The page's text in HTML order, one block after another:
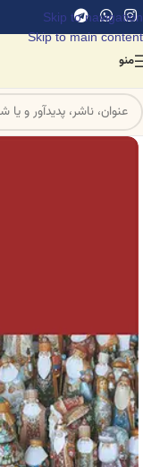
Skip to navigation
Skip to main content
منو